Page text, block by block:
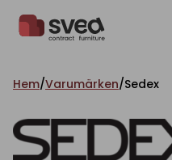
Hem/Varumärken/Sedex